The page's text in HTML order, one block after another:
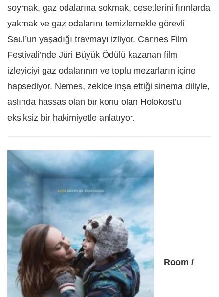
soymak, gaz odalarına sokmak, cesetlerini fırınlarda
yakmak ve gaz odalarını temizlemekle görevli
Saul’un yaşadığı travmayı izliyor. Cannes Film
Festivali’nde Jüri Büyük Ödülü kazanan film
izleyiciyi gaz odalarının ve toplu mezarların içine
hapsediyor. Nemes, zekice inşa ettiği sinema diliyle,
aslında hassas olan bir konu olan Holokost’u
eksiksiz bir hakimiyetle anlatıyor.
Room /